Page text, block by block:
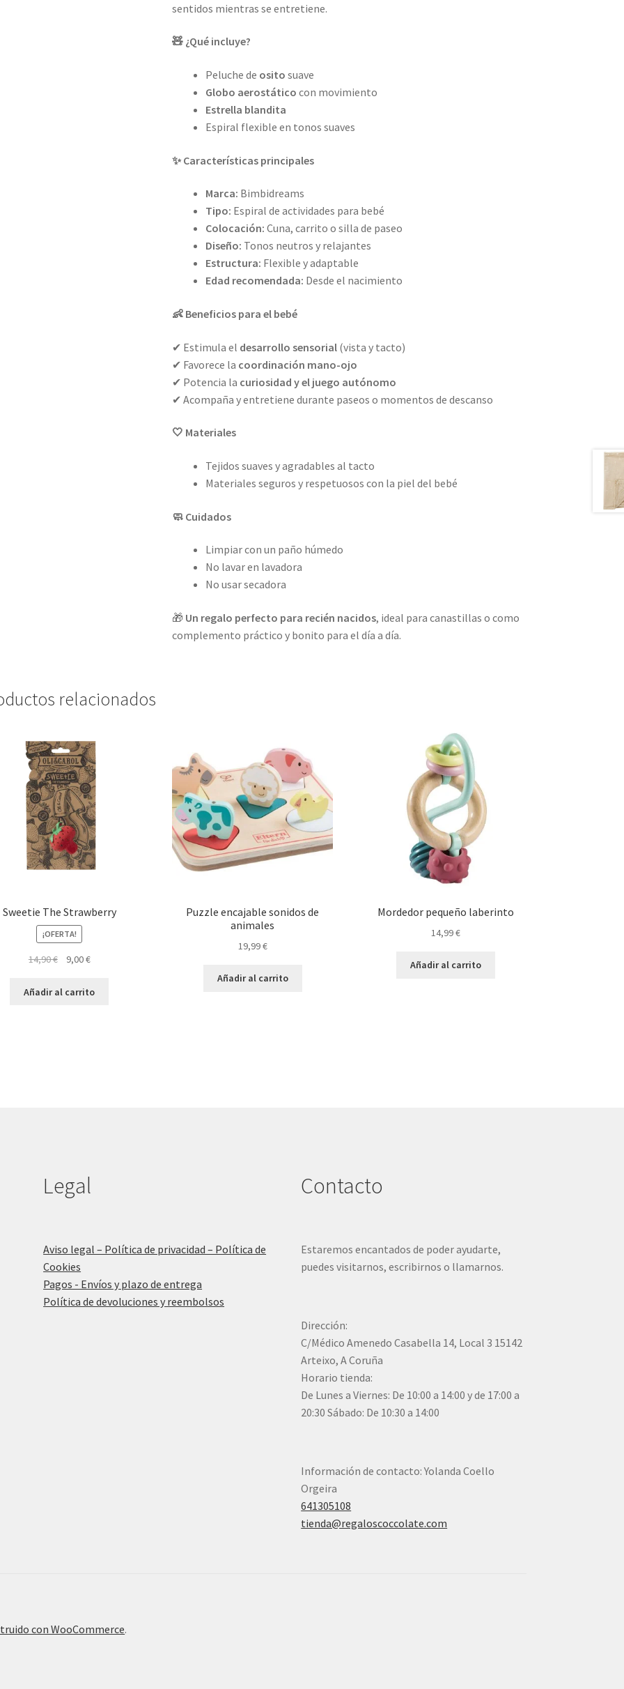
sentidos mientras se entretiene.
🧸 ¿Qué incluye?
Peluche de osito suave
Globo aerostático con movimiento
Estrella blandita
Espiral flexible en tonos suaves
✨ Características principales
Marca: Bimbidreams
Tipo: Espiral de actividades para bebé
Colocación: Cuna, carrito o silla de paseo
Diseño: Tonos neutros y relajantes
Estructura: Flexible y adaptable
Edad recomendada: Desde el nacimiento
👶 Beneficios para el bebé
✔ Estimula el desarrollo sensorial (vista y tacto)
✔ Favorece la coordinación mano-ojo
✔ Potencia la curiosidad y el juego autónomo
✔ Acompaña y entretiene durante paseos o momentos de descanso
🤍 Materiales
Tejidos suaves y agradables al tacto
Materiales seguros y respetuosos con la piel del bebé
🧼 Cuidados
Limpiar con un paño húmedo
No lavar en lavadora
No usar secadora
🎁 Un regalo perfecto para recién nacidos, ideal para canastillas o como
complemento práctico y bonito para el día a día.
relacionados
Sweetie The Strawberry
¡OFERTA!
14,90€
original
9,00€El
actual
Añadir al carrito
Puzzle encajable sonidos de
animales
19,99€
Añadir al carrito
Mordedor pequeño laberinto
14,99€
Añadir al carrito
Legal
Aviso legal – Política de privacidad – Política de
Cookies
Pagos - Envíos y plazo de entrega
Política de devoluciones y reembolsos
Contacto
Estaremos encantados de poder ayudarte,
puedes visitarnos, escribirnos o llamarnos.
Dirección:
C/Médico Amenedo Casabella 14, Local 3 15142
Arteixo, A Coruña
Horario tienda:
De Lunes a Viernes: De 10:00 a 14:00 y de 17:00 a
20:30 Sábado: De 10:30 a 14:00
Información de contacto: Yolanda Coello
Orgeira
641305108
tienda@regaloscoccolate.com
con WooCommerce.